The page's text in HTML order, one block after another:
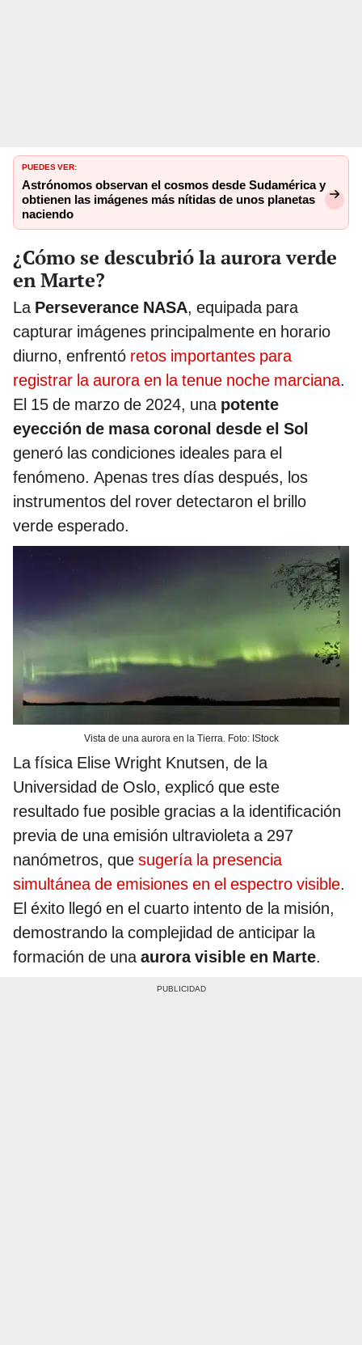
PUEDES VER:
Astrónomos observan el cosmos desde Sudamérica y
obtienen las imágenes más nítidas de unos planetas
naciendo
¿Cómo se descubrió la aurora verde
en Marte?
La Perseverance NASA, equipada para
capturar imágenes principalmente en horario
diurno, enfrentó retos importantes para
registrar la aurora en la tenue noche marciana.
El 15 de marzo de 2024, unapotente
eyección de masa coronal desde el Sol
generó las condiciones ideales para el
fenómeno. Apenas tres días después, los
instrumentos del rover detectaron el brillo
verde esperado.
Vista de una aurora en la Tierra. Foto: IStock
La física Elise Wright Knutsen, de la
Universidad de Oslo, explicó que este
resultado fue posible gracias a la identificación
previa de una emisión ultravioleta a 297
nanómetros, que sugería la presencia
simultánea de emisiones en el espectro visible.
El éxito llegó en el cuarto intento de la misión,
demostrando la complejidad de anticipar la
formación de una aurora visible en Marte.